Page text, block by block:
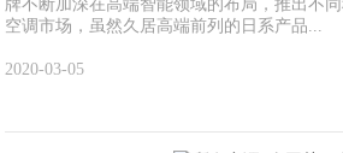
牌不断加深在高端智能领域的布局，推出不
空调市场，虽然久居高端前列的日系产品...
2020-03-05